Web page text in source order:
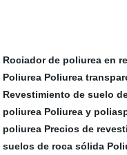
Rociador de poliurea en
Poliurea Poliurea
Revestimiento de suelo
poliurea Poliurea y
poliurea Precios de
suelos de roca sólida